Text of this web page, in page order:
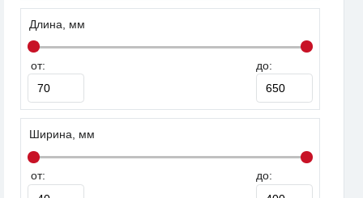
Длина, мм
от: до:
Ширина, мм
от: до: